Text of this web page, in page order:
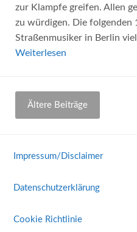
zur Klampfe greifen. Allen
zu würdigen. Die folgenden
Straßenmusiker in Berlin
Weiterlesen
Beitragsnavigation
Ältere Beiträge
Impressum/Disclaimer
Datenschutzerklärung
Cookie Richtlinie